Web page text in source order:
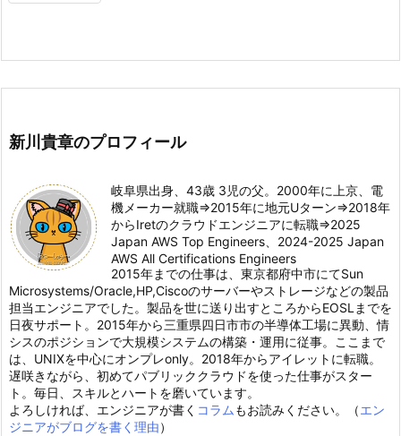
新川貴章のプロフィール
岐阜県出身、43歳 3児の父。2000年に上京、電
機メーカー就職⇒2015年に地元Uターン⇒2018年
からIretのクラウドエンジニアに転職⇒2025
Japan AWS Top Engineers、2024-2025 Japan
AWS All Certifications Engineers
2015年までの仕事は、東京都府中市にてSun
Microsystems/Oracle,HP,Ciscoのサーバーやストレージなどの製品
担当エンジニアでした。製品を世に送り出すところからEOSLまでを
日夜サポート。2015年から三重県四日市市の半導体工場に異動、情
シスのポジションで大規模システムの構築・運用に従事。ここまで
は、UNIXを中心にオンプレonly。2018年からアイレットに転職。
遅咲きながら、初めてパブリッククラウドを使った仕事がスター
ト。毎日、スキルとハートを磨いています。
よろしければ、エンジニアが書く コラムもお読みください。（エン
ジニアがブログを書く理由）